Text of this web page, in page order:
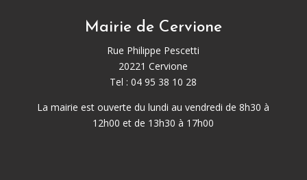
Mairie de Cervione
Rue Philippe Pescetti
20221 Cervione
Tel : 04 95 38 10 28
La mairie est ouverte du lundi au vendredi de 8h30 à
12h00 et de 13h30 à 17h00